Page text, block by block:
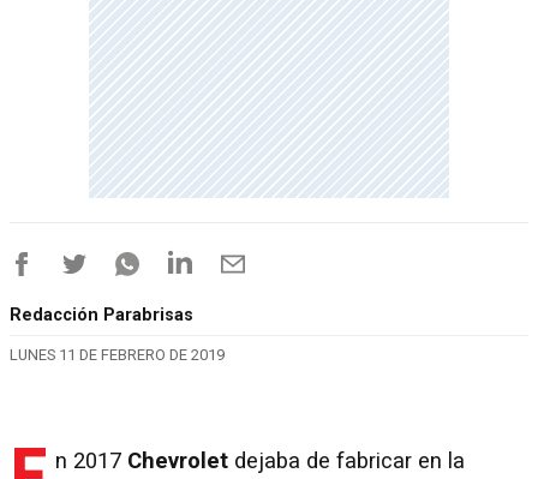
Redacción Parabrisas
LUNES 11 DE FEBRERO DE 2019
n 2017 Chevrolet dejaba de fabricar en la